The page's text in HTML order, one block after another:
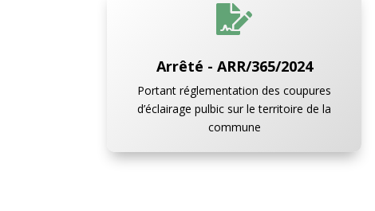

Arrêté - ARR/365/2024
Portant réglementation des coupures
d’éclairage pulbic sur le territoire de la
commune